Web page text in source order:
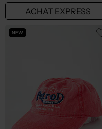
ACHAT EXPRESS
NEW